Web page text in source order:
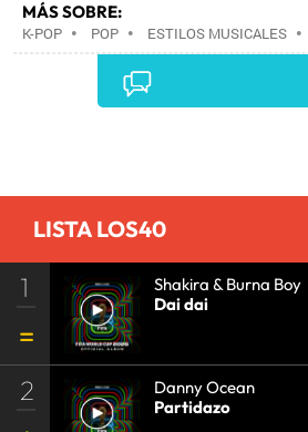
MÁS SOBRE:
K-POP • POP • ESTILOS MUSICALES •
LISTA LOS40
1
Shakira & Burna Boy
Dai dai
2
Danny Ocean
Partidazo